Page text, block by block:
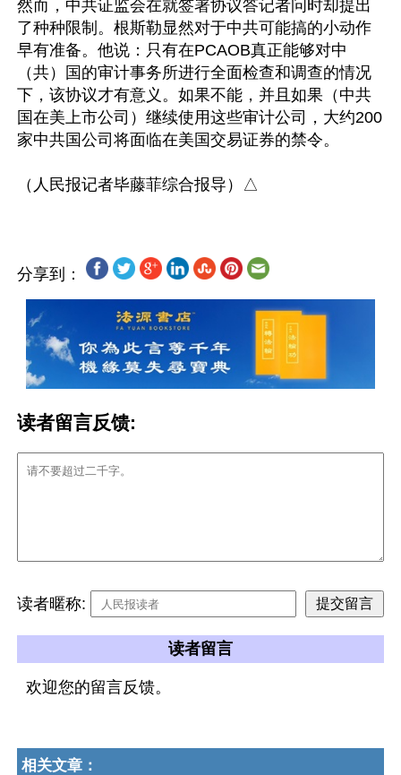
然而，中共证监会在就签署协议答记者问时却提出
了种种限制。根斯勒显然对于中共可能搞的小动作
早有准备。他说：只有在PCAOB真正能够对中
（共）国的审计事务所进行全面检查和调查的情况
下，该协议才有意义。如果不能，并且如果（中共
国在美上市公司）继续使用这些审计公司，大约200
家中共国公司将面临在美国交易证券的禁令。
分享到：
读者留言反馈:
读者暱称:
读者留言
欢迎您的留言反馈。
相关文章：